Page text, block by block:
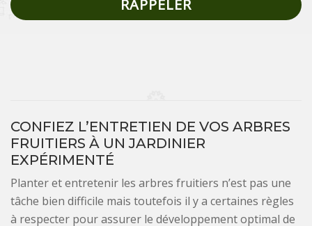
CONFIEZ L’ENTRETIEN DE VOS ARBRES
FRUITIERS À UN JARDINIER
EXPÉRIMENTÉ
Planter et entretenir les arbres fruitiers n’est pas une
tâche bien difficile mais toutefois il y a certaines règles
à respecter pour assurer le développement optimal de